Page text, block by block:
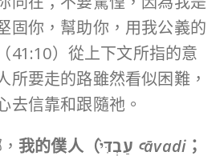
固你，幫助你，用我公義的
41:10）從上下文所指的意
所要走的路雖然看似困難，
去信靠和跟隨祂。
我的僕人（עַבְדִּי֙ ꜥāvadi ；